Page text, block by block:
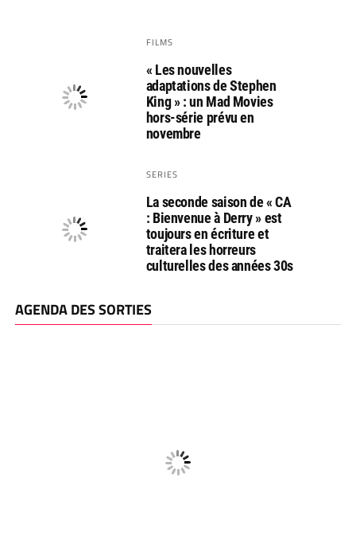
FILMS
« Les nouvelles
adaptations de Stephen
King » : un Mad Movies
hors-série prévu en
novembre
SERIES
La seconde saison de « CA
: Bienvenue à Derry » est
toujours en écriture et
traitera les horreurs
culturelles des années 30s
AGENDA DES SORTIES